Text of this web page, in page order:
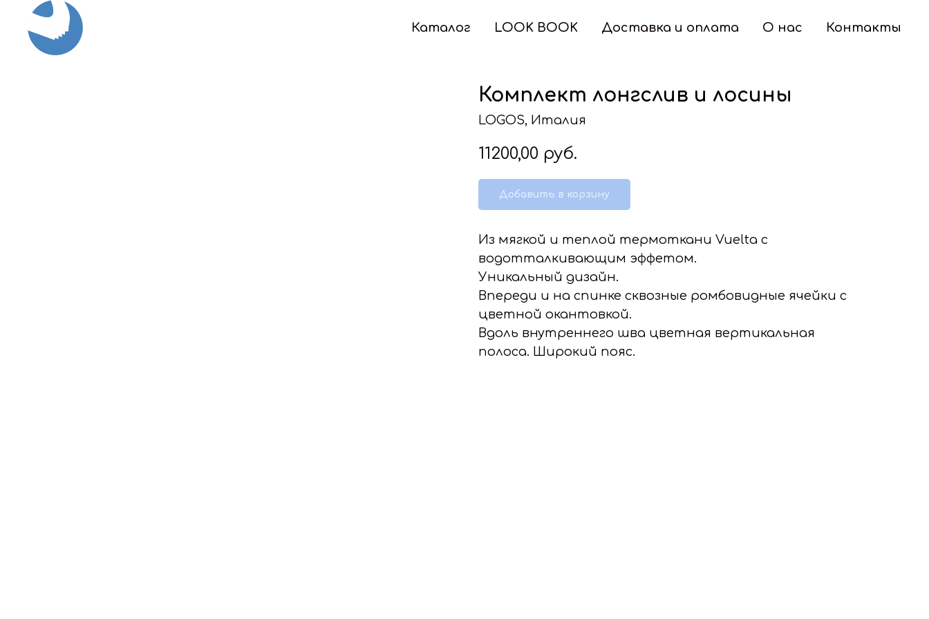
Каталог LOOK BOOK Доставка и оплата О нас Контакты
Комплект лонгслив и лосины
LOGOS, Италия
11200,00 руб.
Добавить в корзину
Из мягкой и теплой термоткани Vuelta с
водотталкивающим эффетом.
Уникальный дизайн.
Впереди и на спинке сквозные ромбовидные ячейки с
цветной окантовкой.
Вдоль внутреннего шва цветная вертикальная
полоса. Широкий пояс.